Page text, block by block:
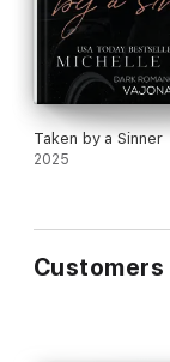
Taken by a Sinner
2025